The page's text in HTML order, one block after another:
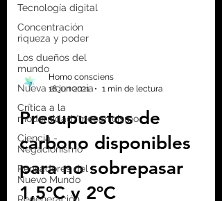
Tecnología digital
Concentración
riqueza y poder
Los dueños del
mundo
Nueva economía
Crítica a la
modernidad/mecanicismo
Ciencia -
Negacionismo
Pensadores del
Nuevo Mundo
Homo consciens
16 jun 2021
1 min de lectura
Presupuestos de